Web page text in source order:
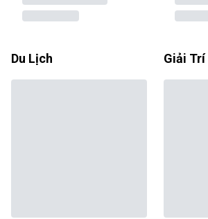
Du Lịch Giải Trí